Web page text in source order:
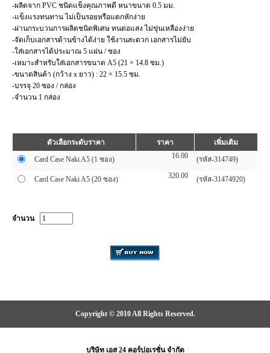
-ผลิตจาก PVC ชนิดแข็งคุณภาพดี หนาขนาด 0.5 มม.
-แข็งแรงทนทาน ไม่เป็นรอยหรือแตกหักง่าย
-ผ่านกระบวนการผลิตชนิดพิเศษ ทนต่อแสง ไม่ขุ่นเหลืองง่าย
-จัดเก็บเอกสารด้านข้างได้ง่าย ใช้งานสะดวก เอกสารไม่ยับ
-ใส่เอกสารได้ประมาณ 5 แผ่น / ซอง
-เหมาะสำหรับใส่เอกสารขนาด A5 (21 × 14.8 ซม.)
-ขนาดสินค้า (กว้าง x ยาว) : 22 × 15.5 ซม.
-บรรจุ 20 ซอง / กล่อง
-จำนวน 1 กล่อง
ตัวเลือกระดับราคา ราคา
เพิ่มเติม
Card Case Naki A5 (1 ซอง)
16.00 (รหัส-314749)
Card Case Naki A5 (20 ซอง) 320.00 (รหัส-31474920)
จำนวน
Copyright © 2010 All Rights Reserved.
บริษัท เอส 24 คอร์ปอเรชั่น จำกัด